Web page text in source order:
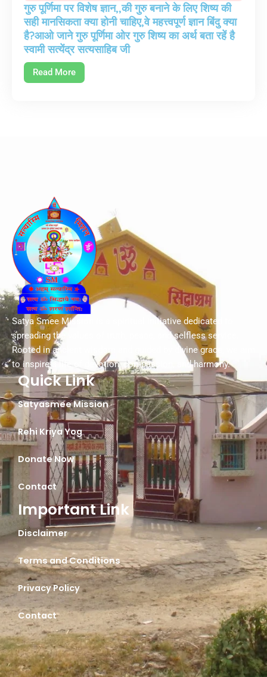
गुरु पूर्णिमा पर विशेष ज्ञान,,की गुरु बनाने के लिए शिष्य की
सही मानसिकता क्या होनी चाहिए,वे महत्त्वपूर्ण ज्ञान बिंदु क्या
है?आओ जाने गुरु पूर्णिमा ओर गुरु शिष्य का अर्थ बता रहें है
स्वामी सत्येंद्र सत्यसाहिब जी
Read More
Satya Smee Mission is a spiritual initiative dedicated to
spreading the values of truth, peace, and selfless service.
Rooted in ancient wisdom and guided by divine grace, we aim
to inspire a life of devotion, compassion, and harmony.
Quick Link
Satyasmee Mission
Rehi Kriya Yog
Donate Now
Contact
Important Link
Disclaimer
Terms and Conditions
Privacy Policy
Contact